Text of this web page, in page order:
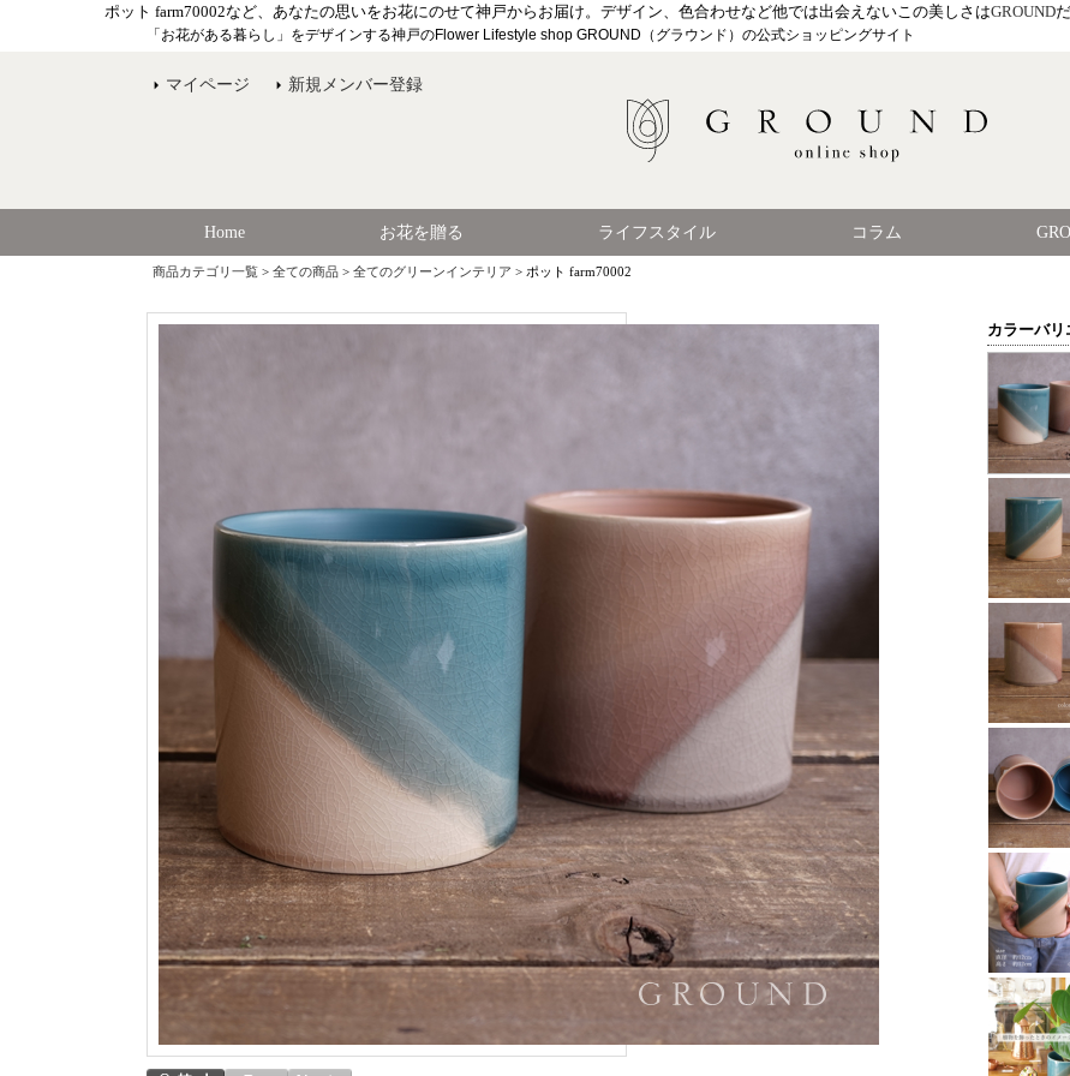
ポット farm70002など、あなたの思いをお花にのせて神戸からお届け。デザイン、色合わせなど他では出会えないこの美しさはGROUND
「お花がある暮らし」をデザインする神戸のFlower Lifestyle shop GROUND（グラウンド）の公式ショッピングサイト
マイページ 新規メンバー登録
Home お花を贈る ライフスタイル コラム
商品カテゴリ一覧 > 全ての商品 > 全てのグリーンインテリア > ポット farm70002
カラーバリ